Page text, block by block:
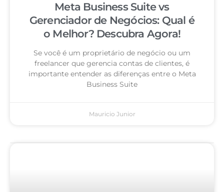
Meta Business Suite vs
Gerenciador de Negócios: Qual é
o Melhor? Descubra Agora!
Se você é um proprietário de negócio ou um
freelancer que gerencia contas de clientes, é
importante entender as diferenças entre o Meta
Business Suite
Mauricio Junior